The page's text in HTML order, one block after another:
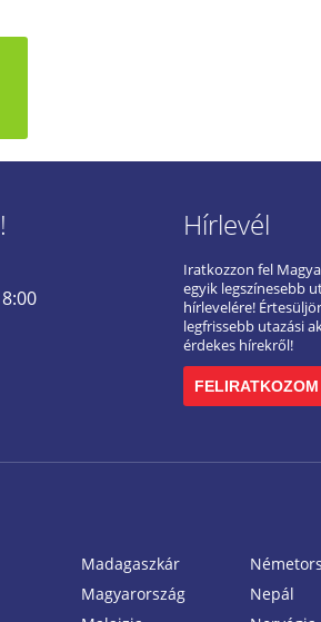
Hírlevél
Iratkozzon fel
egyik legszínesebb
hírlevelére!
legfrissebb utazási
érdekes hírekről!
FELIRATKOZOM
Madagaszkár
Magyarország
Nepál